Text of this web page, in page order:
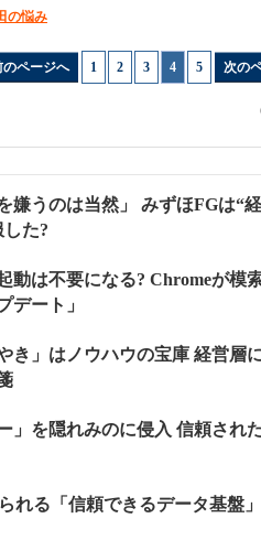
の悩み
のページへ 1 2 3 4 5 次の